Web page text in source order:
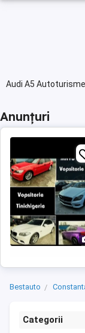
Audi A5
Anunțuri
Bestauto
Categorii